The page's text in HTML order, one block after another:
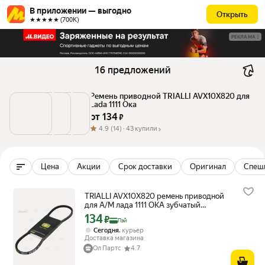
В приложении — выгодно
★★★★★ (700К)
Открыть
РЕКЛАМА
16 предложений
Ремень приводной TRIALLI AVX10X820 для
Lada 1111 Ока
от 134 ₽
4.9 (14) · 43 купили
Цена Акции Срок доставки Оригинал
TRIALLI AVX10X820 ремень приводной
для А/М лада 1111 ОКА зубчатый
(привода генератора) (AVX10X820)
Цена с картой Яндекс Пэй 134 ₽ вместо
134₽ Пэй
Сегодня, курьер
Доставка магазина
Ол Партс
4.7